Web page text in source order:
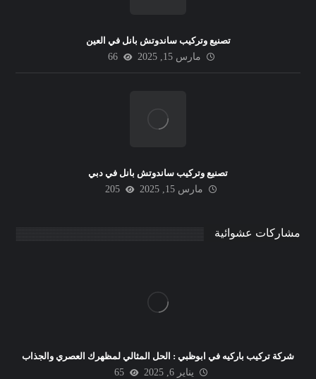
تصنيع وتركيب ساندوتش بانل في العين
مارس 15, 2025
66
تصنيع وتركيب ساندوتش بانل في دبي
مارس 15, 2025
205
مشاركات عشوائية
شركة تركيب باركيه في ابوظبي : الحل المثالي لمظهرك العصري والجذاب
يناير 6, 2025
65